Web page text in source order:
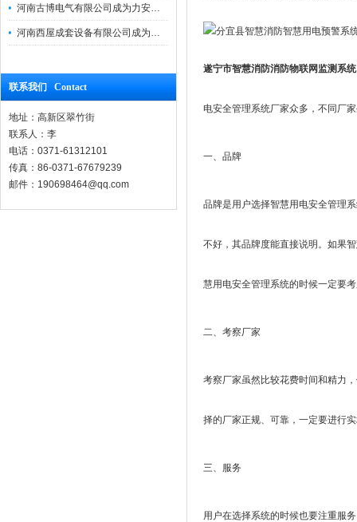
河南古博电气有限公司成为力安电易云战略合作伙伴，共创智能配电新未来！
河南西屋成套设备有限公司成为力安电易云战略合作伙伴，共创智能配电新未来
联系我们 Contact
地址：高新区翠竹街
联系人：李
电话：0371-61312101
传真：86-0371-67679239
邮件：190698464@qq.com
遂宁市智慧消防消防物联网监测系统
电安全管理系统厂家众多，不同厂
一、品牌
品牌是用户选择智慧用电安全管理
不好，其品牌度能直接说明。如果
慧用电安全管理系统的时候一定要
二、考察厂家
考察厂家虽然比较花费时间和精力
择的厂家正规、可靠，一定要进行
三、服务
用户在选择系统的时候也要注重服